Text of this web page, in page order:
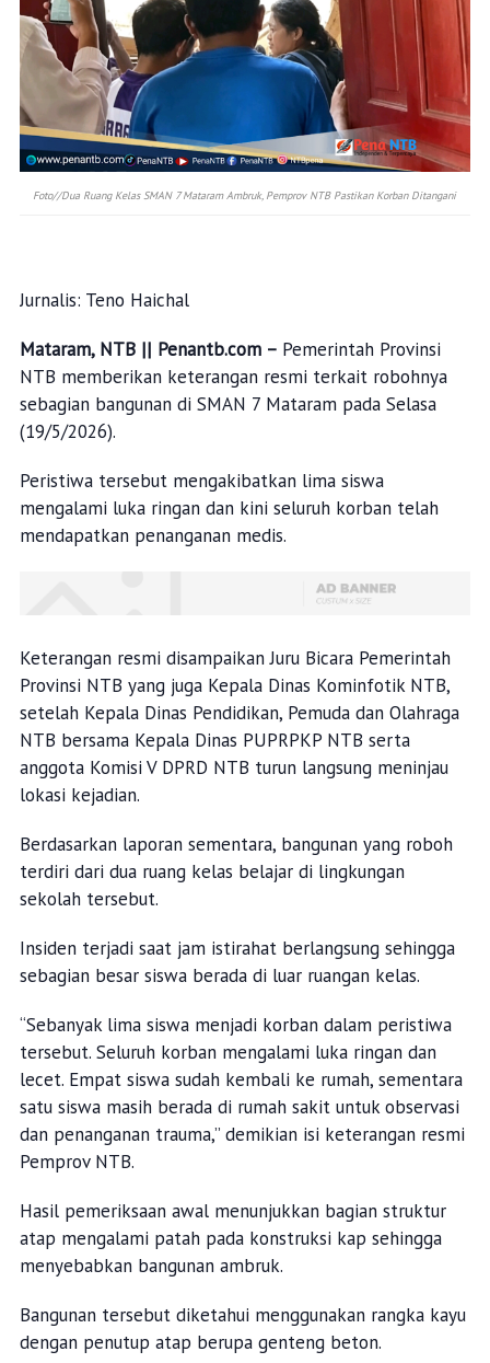
Foto//Dua Ruang Kelas SMAN 7 Mataram Ambruk, Pemprov NTB Pastikan Korban Ditangani
Jurnalis: Teno Haichal
Mataram, NTB || Penantb.com – Pemerintah Provinsi
NTB memberikan keterangan resmi terkait robohnya
sebagian bangunan di SMAN 7 Mataram pada Selasa
(19/5/2026).
Peristiwa tersebut mengakibatkan lima siswa
mengalami luka ringan dan kini seluruh korban telah
mendapatkan penanganan medis.
Keterangan resmi disampaikan Juru Bicara Pemerintah
Provinsi NTB yang juga Kepala Dinas Kominfotik NTB,
setelah Kepala Dinas Pendidikan, Pemuda dan Olahraga
NTB bersama Kepala Dinas PUPRPKP NTB serta
anggota Komisi V DPRD NTB turun langsung meninjau
lokasi kejadian.
Berdasarkan laporan sementara, bangunan yang roboh
terdiri dari dua ruang kelas belajar di lingkungan
sekolah tersebut.
Insiden terjadi saat jam istirahat berlangsung sehingga
sebagian besar siswa berada di luar ruangan kelas.
“Sebanyak lima siswa menjadi korban dalam peristiwa
tersebut. Seluruh korban mengalami luka ringan dan
lecet. Empat siswa sudah kembali ke rumah, sementara
satu siswa masih berada di rumah sakit untuk observasi
dan penanganan trauma,” demikian isi keterangan resmi
Pemprov NTB.
Hasil pemeriksaan awal menunjukkan bagian struktur
atap mengalami patah pada konstruksi kap sehingga
menyebabkan bangunan ambruk.
Bangunan tersebut diketahui menggunakan rangka kayu
dengan penutup atap berupa genteng beton.